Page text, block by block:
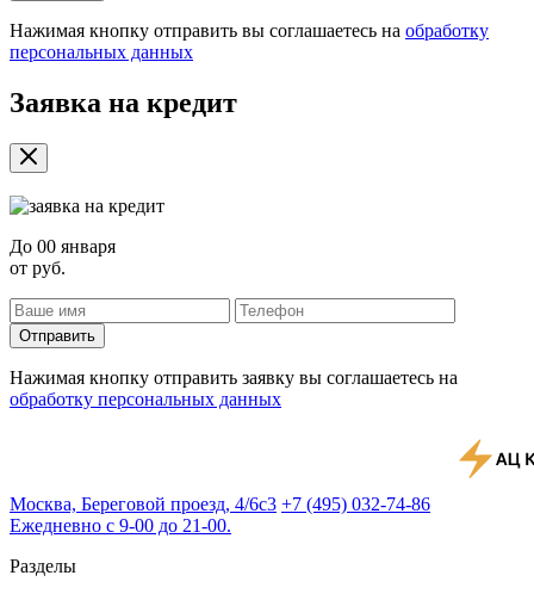
Нажимая кнопку отправить вы соглашаетесь на обработку
персональных данных
Заявка на кредит
До 00 января
от руб.
Отправить
Нажимая кнопку отправить заявку вы соглашаетесь на
обработку персональных данных
Москва, Береговой проезд, 4/6с3 +7 (495) 032-74-86
Ежедневно с 9-00 до 21-00.
Разделы